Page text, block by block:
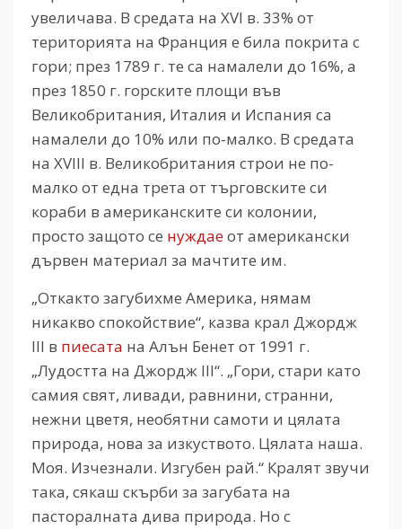
увеличава. В средата на XVI в. 33% от
територията на Франция е била покрита с
гори; през 1789 г. те са намалели до 16%, а
през 1850 г. горските площи във
Великобритания, Италия и Испания са
намалели до 10% или по-малко. В средата
на XVIII в. Великобритания строи не по-
малко от една трета от търговските си
кораби в американските си колонии,
просто защото се нуждаеот американски
дървен материал за мачтите им.
„Откакто загубихме Америка, нямам
никакво спокойствие“, казва крал Джордж
III в пиесата на Алън Бенет от 1991 г.
„Лудостта на Джордж III“. „Гори, стари като
самия свят, ливади, равнини, странни,
нежни цветя, необятни самоти и цялата
природа, нова за изкуството. Цялата наша.
Моя. Изчезнали. Изгубен рай.“ Кралят звучи
така, сякаш скърби за загубата на
пасторалната дива природа. Но с